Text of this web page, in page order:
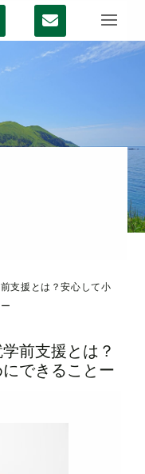
支援とは？安心して小
前支援とは？
できることー